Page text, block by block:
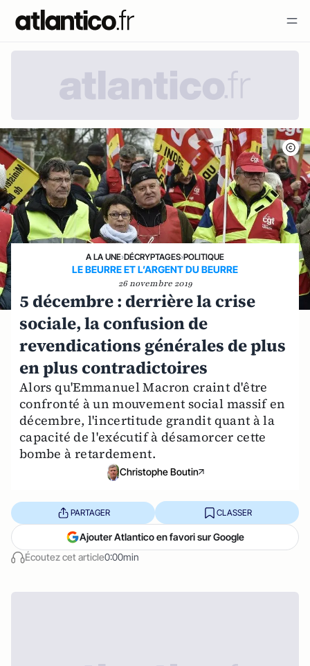
A LA UNE›DÉCRYPTAGES›POLITIQUE
LE BEURRE ET L’ARGENT DU BEURRE
26 novembre 2019
5 décembre : derrière la crise
sociale, la confusion de
revendications générales de plus
en plus contradictoires
Alors qu'Emmanuel Macron craint d'être
confronté à un mouvement social massif en
décembre, l'incertitude grandit quant à la
capacité de l'exécutif à désamorcer cette
bombe à retardement.
Christophe Boutin
Écoutez cet article0:00min
PARTAGER CLASSER
Ajouter Atlantico en favori sur Google